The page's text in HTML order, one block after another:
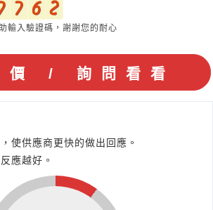
輸入驗證碼，謝謝您的耐心
使供應商更快的做出回應。
應越好。